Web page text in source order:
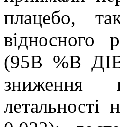
плацебо,
відносного
(95В %В
зниження